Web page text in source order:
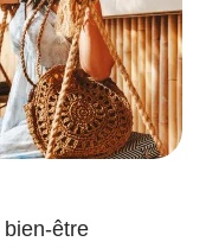
être